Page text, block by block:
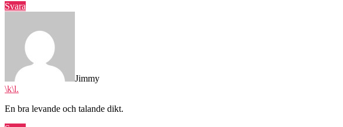
Svara
Jimmy
\k\l.
En bra levande och talande dikt.